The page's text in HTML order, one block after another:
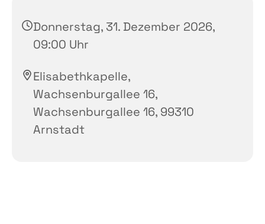
Donnerstag, 31. Dezember 2026,
09:00 Uhr
Elisabethkapelle,
Wachsenburgallee 16,
Wachsenburgallee 16, 99310
Arnstadt